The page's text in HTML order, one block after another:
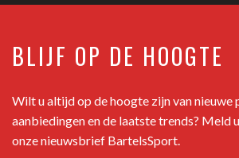
BLIJF OP DE HOOGTE
Wilt u altijd op de hoogte zijn van nieuwe
aanbiedingen en de laatste trends? Meld
onze nieuwsbrief BartelsSport.